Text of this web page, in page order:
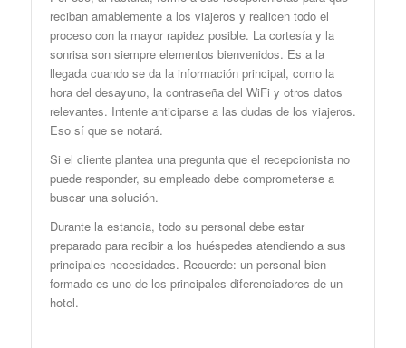
reciban amablemente a los viajeros y realicen todo el
proceso con la mayor rapidez posible. La cortesía y la
sonrisa son siempre elementos bienvenidos. Es a la
llegada cuando se da la información principal, como la
hora del desayuno, la contraseña del WiFi y otros datos
relevantes. Intente anticiparse a las dudas de los viajeros.
Eso sí que se notará.
Si el cliente plantea una pregunta que el recepcionista no
puede responder, su empleado debe comprometerse a
buscar una solución.
Durante la estancia, todo su personal debe estar
preparado para recibir a los huéspedes atendiendo a sus
principales necesidades. Recuerde: un personal bien
formado es uno de los principales diferenciadores de un
hotel.